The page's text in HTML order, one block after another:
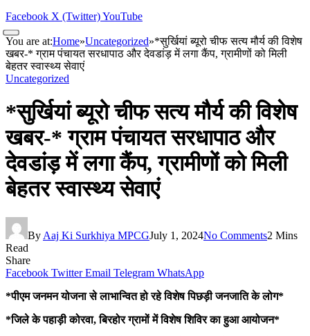
Facebook X (Twitter)YouTube
You are at:Home»Uncategorized»*सुर्खियां ब्यूरो चीफ सत्य मौर्य की विशेष
खबर-* ग्राम पंचायत सरधापाठ और देवडांड़ में लगा कैंप, ग्रामीणों को मिली
बेहतर स्वास्थ्य सेवाएं
Uncategorized
*सुर्खियां ब्यूरो चीफ सत्य मौर्य की विशेष
खबर-* ग्राम पंचायत सरधापाठ और
देवडांड़ में लगा कैंप, ग्रामीणों को मिली
बेहतर स्वास्थ्य सेवाएं
By Aaj Ki Surkhiya MPCGJuly 1, 2024No Comments2 Mins
Read
Share
Facebook Twitter Email Telegram WhatsApp
*पीएम जनमन योजना से लाभान्वित हो रहे विशेष पिछड़ी जनजाति के लोग*
*जिले के पहाड़ी कोरवा, बिरहोर ग्रामों में विशेष शिविर का हुआ आयोजन*